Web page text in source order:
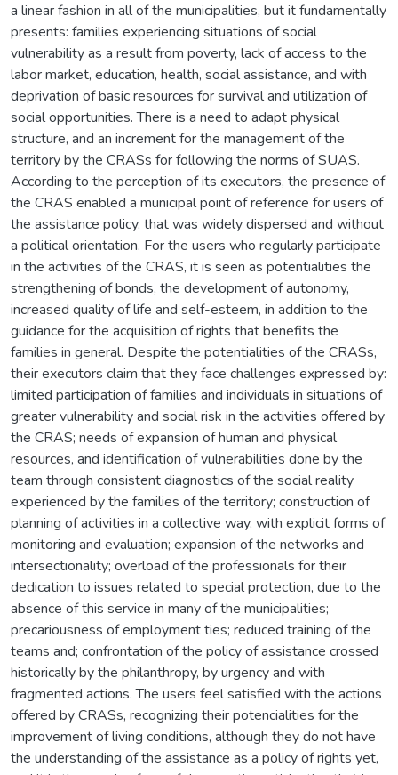
a linear fashion in all of the municipalities, but it fundamentally
presents: families experiencing situations of social
vulnerability as a result from poverty, lack of access to the
labor market, education, health, social assistance, and with
deprivation of basic resources for survival and utilization of
social opportunities. There is a need to adapt physical
structure, and an increment for the management of the
territory by the CRASs for following the norms of SUAS.
According to the perception of its executors, the presence of
the CRAS enabled a municipal point of reference for users of
the assistance policy, that was widely dispersed and without
a political orientation. For the users who regularly participate
in the activities of the CRAS, it is seen as potentialities the
strengthening of bonds, the development of autonomy,
increased quality of life and self-esteem, in addition to the
guidance for the acquisition of rights that benefits the
families in general. Despite the potentialities of the CRASs,
their executors claim that they face challenges expressed by:
limited participation of families and individuals in situations of
greater vulnerability and social risk in the activities offered by
the CRAS; needs of expansion of human and physical
resources, and identification of vulnerabilities done by the
team through consistent diagnostics of the social reality
experienced by the families of the territory; construction of
planning of activities in a collective way, with explicit forms of
monitoring and evaluation; expansion of the networks and
intersectionality; overload of the professionals for their
dedication to issues related to special protection, due to the
absence of this service in many of the municipalities;
precariousness of employment ties; reduced training of the
teams and; confrontation of the policy of assistance crossed
historically by the philanthropy, by urgency and with
fragmented actions. The users feel satisfied with the actions
offered by CRASs, recognizing their potencialities for the
improvement of living conditions, although they do not have
the understanding of the assistance as a policy of rights yet,